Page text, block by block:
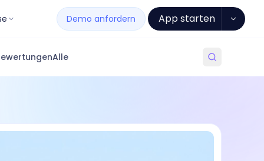
Demo anfordern App starten
Alle